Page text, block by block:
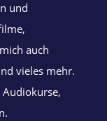
und
auch
vieles mehr.